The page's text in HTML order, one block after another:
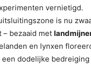
vernietigd.
is nu
bezaaid met
en lynxen
dodelijke